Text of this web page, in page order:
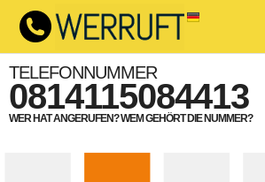
TELEFONNUMMER
0814115084413
WER HAT ANGERUFEN? WEM GEHÖRT DIE NUMMER?